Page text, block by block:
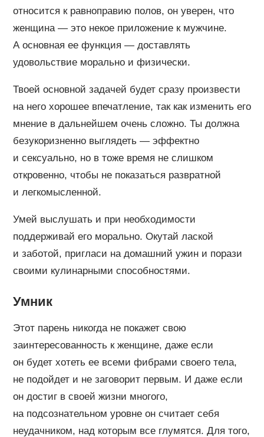
относится к равноправию полов, он уверен, что
женщина — это некое приложение к мужчине.
А основная ее функция — доставлять
удовольствие морально и физически.
Твоей основной задачей будет сразу произвести
на него хорошее впечатление, так как изменить его
мнение в дальнейшем очень сложно. Ты должна
безукоризненно выглядеть — эффектно
и сексуально, но в тоже время не слишком
откровенно, чтобы не показаться развратной
и легкомысленной.
Умей выслушать и при необходимости
поддерживай его морально. Окутай лаской
и заботой, пригласи на домашний ужин и порази
своими кулинарными способностями.
Умник
Этот парень никогда не покажет свою
заинтересованность к женщине, даже если
он будет хотеть ее всеми фибрами своего тела,
не подойдет и не заговорит первым. И даже если
он достиг в своей жизни многого,
на подсознательном уровне он считает себя
неудачником, над которым все глумятся. Для того,